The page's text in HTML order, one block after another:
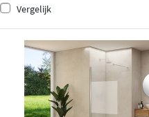
Vergelijk